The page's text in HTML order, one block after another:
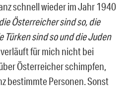
schnell wieder im Jahr 1940
Österreicher sind so, die
Türken sind so und die Juden
für mich nicht bei
Österreicher schimpfen,
bestimmte Personen. Sonst